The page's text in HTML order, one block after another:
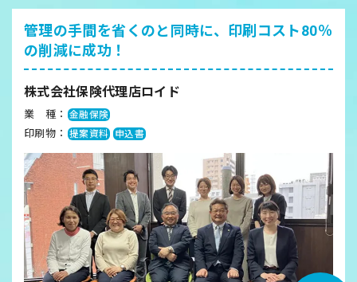
管理の手間を省くのと同時に、 印刷コスト80％
の削減に成功！
株式会社保険代理店ロイド
業 種： 金融保険
印刷物： 提案資料 申込書